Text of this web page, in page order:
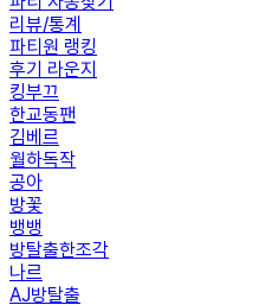
리뷰/통계
파티원 랭킹
후기 라운지
킹부끄
한교동팬
김베르
월하독작
공아
방꽃
뱅뱅
방탈출한조각
나르
AJ방탈출